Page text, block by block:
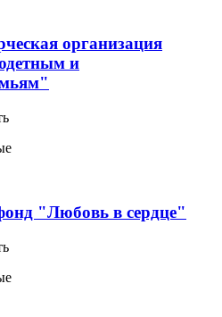
организация
и
"Любовь в сердце"